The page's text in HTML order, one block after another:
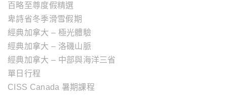
百略至尊度假精選
卑詩省冬季滑雪假期
經典加拿大 – 極光體驗
經典加拿大 – 洛磯山脈
經典加拿大 – 中部與海洋三省
單日行程
CISS Canada 暑期課程